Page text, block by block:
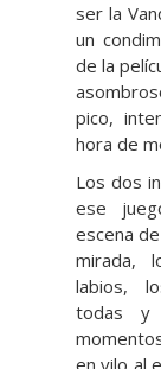
ser la
un
de la
pico,
hora de
Los dos
ese
escena
mirada,
labios,
todas y
en vilo al